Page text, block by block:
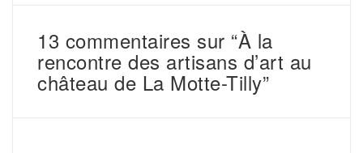
13 commentaires sur “À la
rencontre des artisans d’art au
château de La Motte-Tilly”